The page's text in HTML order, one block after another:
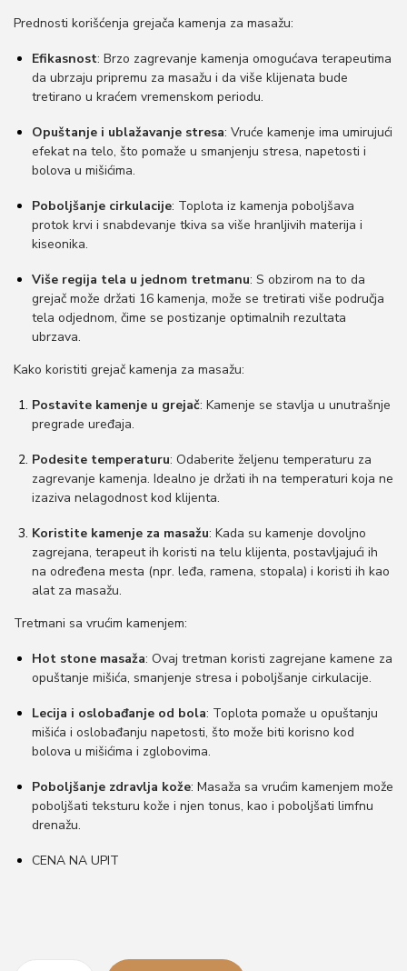
Prednosti korišćenja grejača kamenja za masažu:
Efikasnost: Brzo zagrevanje kamenja omogućava terapeutima
da ubrzaju pripremu za masažu i da više klijenata bude
tretirano u kraćem vremenskom periodu.
Opuštanje i ublažavanje stresa: Vruće kamenje ima umirujući
efekat na telo, što pomaže u smanjenju stresa, napetosti i
bolova u mišićima.
Poboljšanje cirkulacije: Toplota iz kamenja poboljšava
protok krvi i snabdevanje tkiva sa više hranljivih materija i
kiseonika.
Više regija tela u jednom tretmanu: S obzirom na to da
grejač može držati 16 kamenja, može se tretirati više područja
tela odjednom, čime se postizanje optimalnih rezultata
ubrzava.
Kako koristiti grejač kamenja za masažu:
Postavite kamenje u grejač: Kamenje se stavlja u unutrašnje
pregrade uređaja.
Podesite temperaturu: Odaberite željenu temperaturu za
zagrevanje kamenja. Idealno je držati ih na temperaturi koja ne
izaziva nelagodnost kod klijenta.
Koristite kamenje za masažu: Kada su kamenje dovoljno
zagrejana, terapeut ih koristi na telu klijenta, postavljajući ih
na određena mesta (npr. leđa, ramena, stopala) i koristi ih kao
alat za masažu.
Tretmani sa vrućim kamenjem:
Hot stone masaža: Ovaj tretman koristi zagrejane kamene za
opuštanje mišića, smanjenje stresa i poboljšanje cirkulacije.
Lecija i oslobađanje od bola: Toplota pomaže u opuštanju
mišića i oslobađanju napetosti, što može biti korisno kod
bolova u mišićima i zglobovima.
Poboljšanje zdravlja kože: Masaža sa vrućim kamenjem može
poboljšati teksturu kože i njen tonus, kao i poboljšati limfnu
drenažu.
CENA NA UPIT